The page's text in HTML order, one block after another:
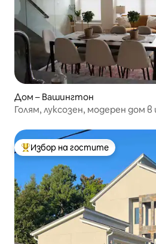
Дом – Вашингтон
Голям, луксозен, модерен дом
Най-популярен избор на гостите
Избор на гостите